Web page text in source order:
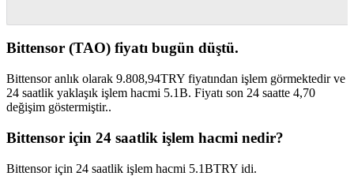
Bittensor (TAO) fiyatı bugün düştü.
Bittensor anlık olarak 9.808,94TRY fiyatından işlem görmektedir ve
24 saatlik yaklaşık işlem hacmi 5.1B. Fiyatı son 24 saatte 4,70
değişim göstermiştir..
Bittensor için 24 saatlik işlem hacmi nedir?
Bittensor için 24 saatlik işlem hacmi 5.1BTRY idi.